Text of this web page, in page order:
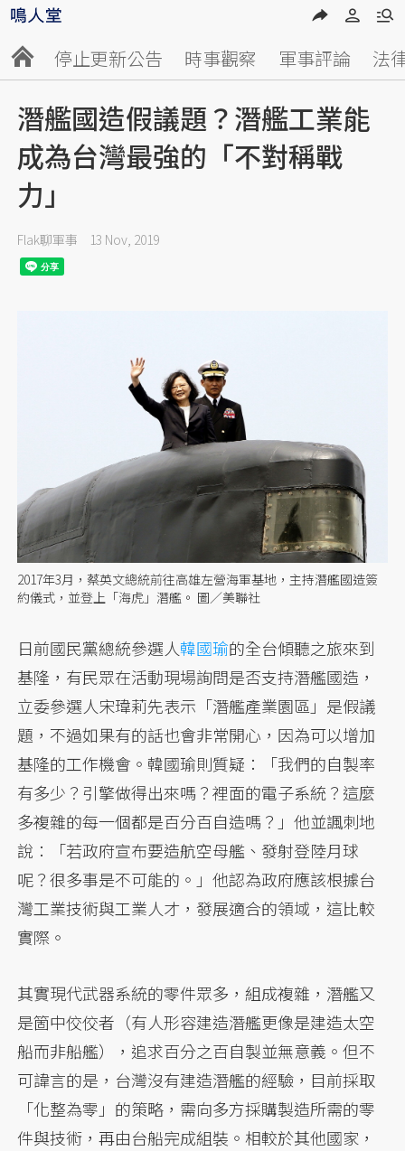
停止更新公告 時事觀察 軍事評論 法
潛艦國造假議題？潛艦工業能
成為台灣最強的「不對稱戰
力」
Flak聊軍事 13 Nov, 2019
2017年3月，蔡英文總統前往高雄左營海軍基地，主持潛艦國造簽
約儀式，並登上「海虎」潛艦。 圖／美聯社
日前國民黨總統參選人韓國瑜的全台傾聽之旅來到
基隆，有民眾在活動現場詢問是否支持潛艦國造，
立委參選人宋瑋莉先表示「潛艦產業園區」是假議
題，不過如果有的話也會非常開心，因為可以增加
基隆的工作機會。韓國瑜則質疑：「我們的自製率
有多少？引擎做得出來嗎？裡面的電子系統？這麼
多複雜的每一個都是百分百自造嗎？」他並諷刺地
說：「若政府宣布要造航空母艦、發射登陸月球
呢？很多事是不可能的。」他認為政府應該根據台
灣工業技術與工業人才，發展適合的領域，這比較
實際。
其實現代武器系統的零件眾多，組成複雜，潛艦又
是箇中佼佼者（有人形容建造潛艦更像是建造太空
船而非船艦），追求百分之百自製並無意義。但不
可諱言的是，台灣沒有建造潛艦的經驗，目前採取
「化整為零」的策略，需向多方採購製造所需的零
件與技術，再由台船完成組裝。相較於其他國家，